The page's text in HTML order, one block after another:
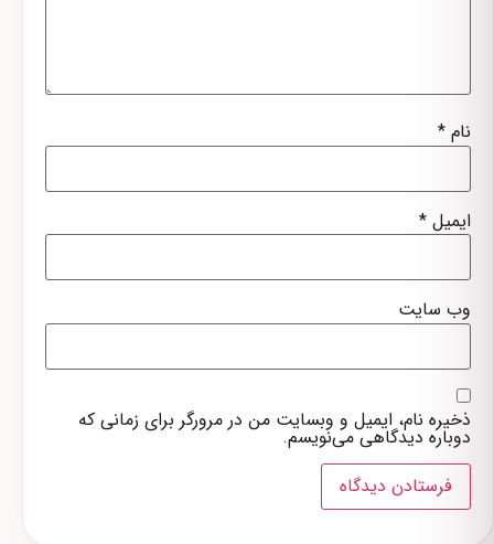
نام *
ایمیل *
وب‌ سایت
ذخیره نام، ایمیل و وبسایت من در مرورگر برای زمانی که
دوباره دیدگاهی می‌نویسم.